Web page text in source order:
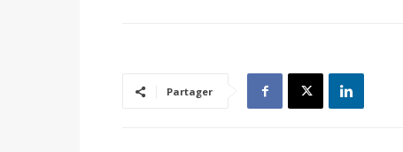
Partager